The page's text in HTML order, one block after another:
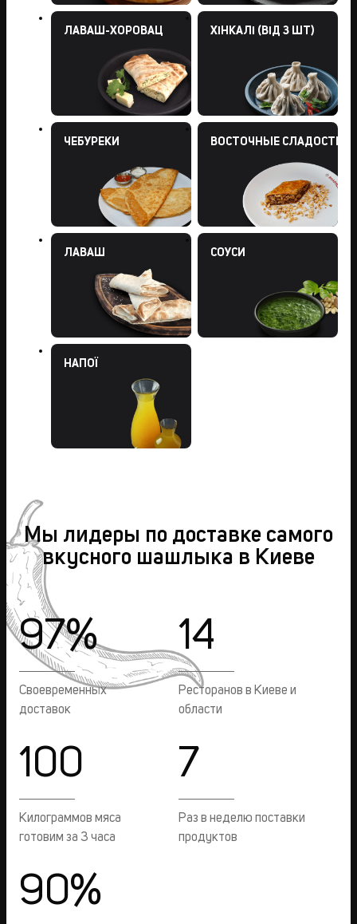
ЛАВАШ-ХОРОВАЦ ХІНКАЛІ (ВІД 3 ШТ)
ЧЕБУРЕКИ ВОСТОЧНЫЕ СЛАДОСТИ
ЛАВАШ СОУСИ
НАПОЇ
Мы лидеры по доставке самого
вкусного шашлыка в Киеве
97%
Своевременных
доставок
14
Ресторанов в Киеве и
области
100
Килограммов мяса
готовим за 3 часа
7
Раз в неделю поставки
продуктов
90%